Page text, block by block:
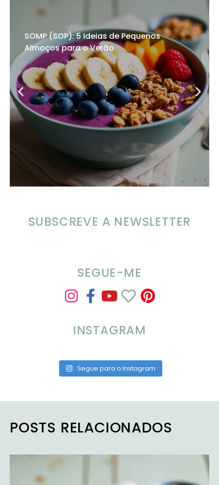
SOMP (SOP): 5 Ideias de Pequenos
Almoços para o Verão
SUBSCREVE A NEWSLETTER
SEGUE-ME
INSTAGRAM
Segue para o Instagram
POSTS RELACIONADOS